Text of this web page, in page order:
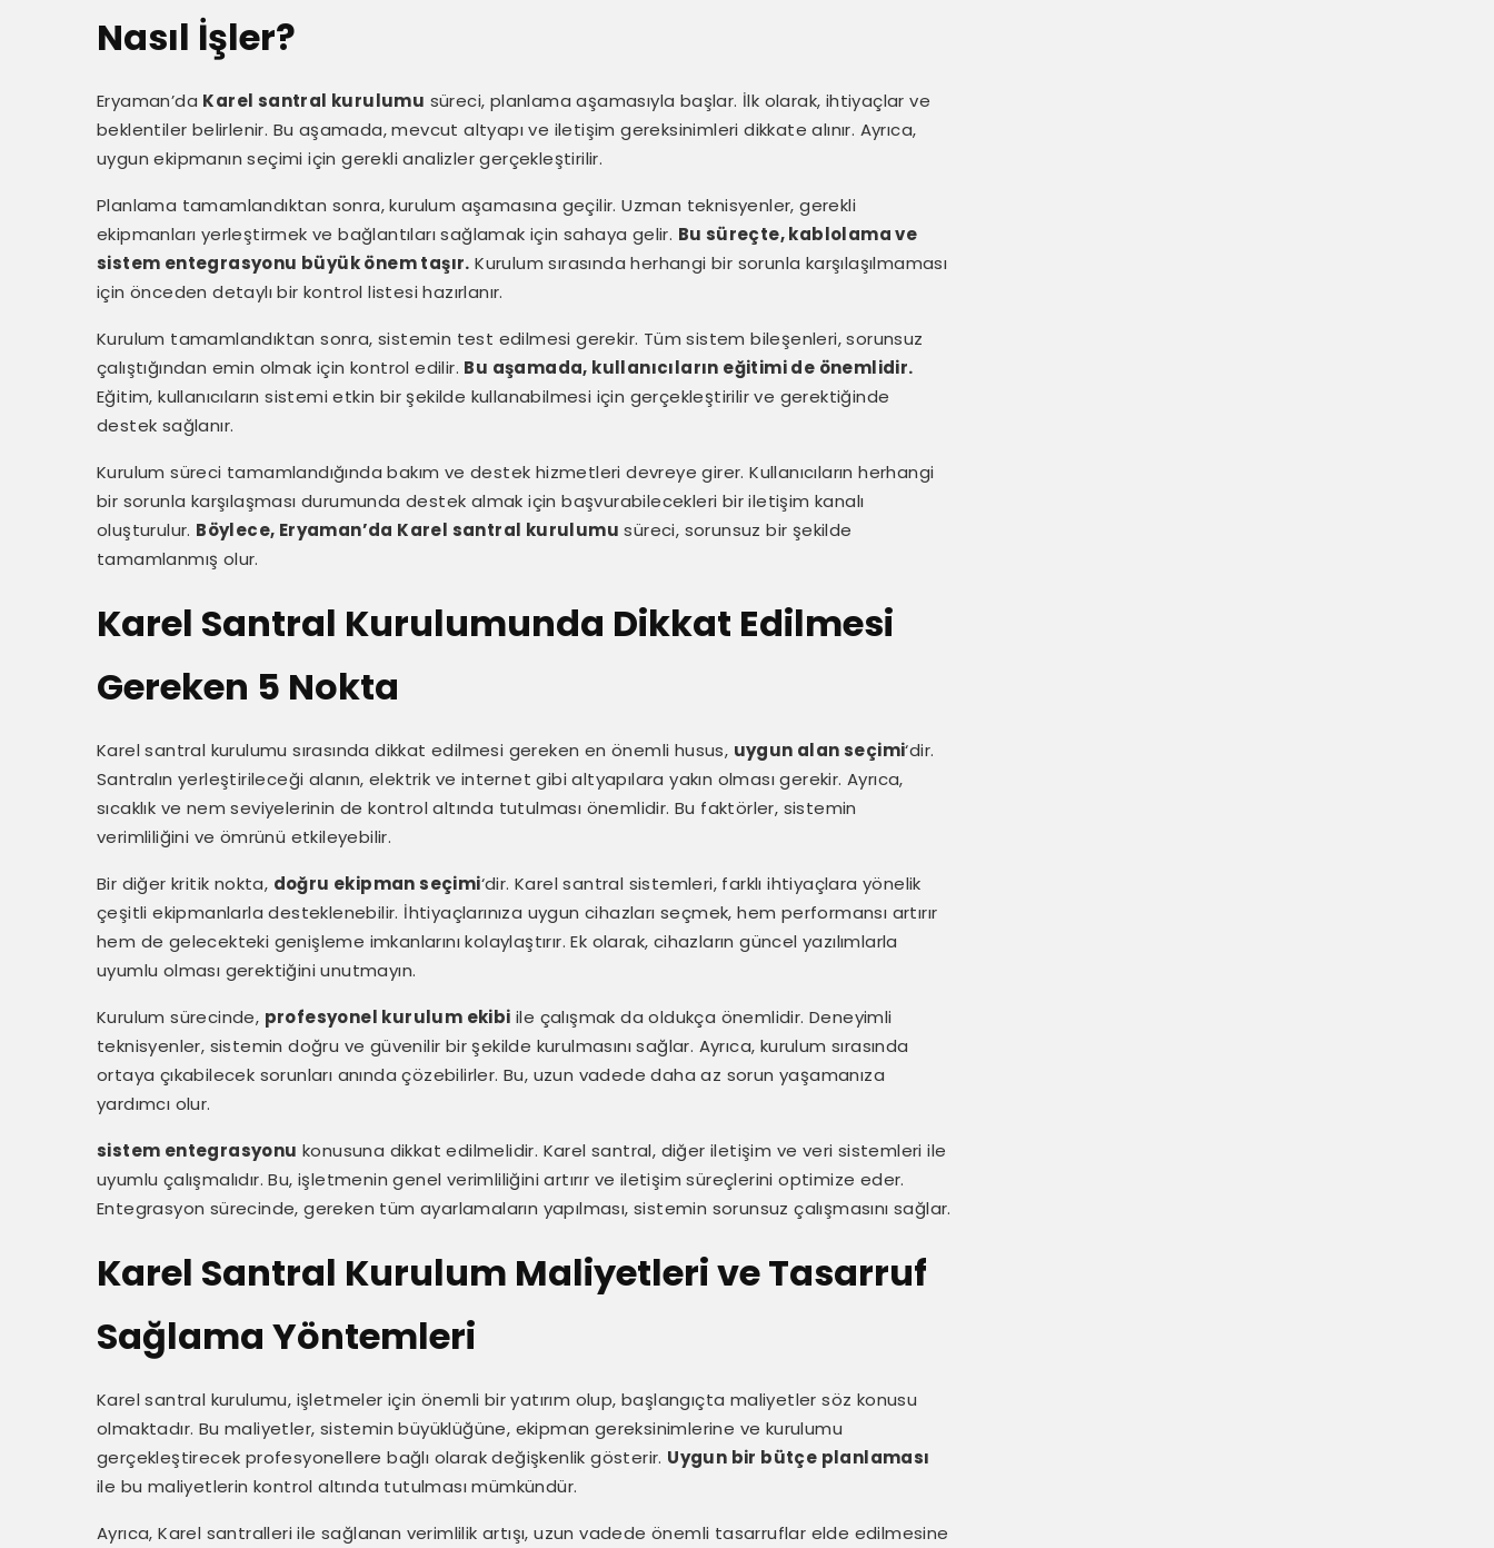
Nasıl İşler?
Eryaman’da Karel santral kurulumu süreci, planlama aşamasıyla başlar. İlk olarak, ihtiyaçlar ve
beklentiler belirlenir. Bu aşamada, mevcut altyapı ve iletişim gereksinimleri dikkate alınır. Ayrıca,
uygun ekipmanın seçimi için gerekli analizler gerçekleştirilir.
Planlama tamamlandıktan sonra, kurulum aşamasına geçilir. Uzman teknisyenler, gerekli
ekipmanları yerleştirmek ve bağlantıları sağlamak için sahaya gelir. Bu süreçte, kablolama ve
sistem entegrasyonu büyük önem taşır. Kurulum sırasında herhangi bir sorunla karşılaşılmaması
için önceden detaylı bir kontrol listesi hazırlanır.
Kurulum tamamlandıktan sonra, sistemin test edilmesi gerekir. Tüm sistem bileşenleri, sorunsuz
çalıştığından emin olmak için kontrol edilir. Bu aşamada, kullanıcıların eğitimi de önemlidir.
Eğitim, kullanıcıların sistemi etkin bir şekilde kullanabilmesi için gerçekleştirilir ve gerektiğinde
destek sağlanır.
Kurulum süreci tamamlandığında bakım ve destek hizmetleri devreye girer. Kullanıcıların herhangi
bir sorunla karşılaşması durumunda destek almak için başvurabilecekleri bir iletişim kanalı
oluşturulur. Böylece, Eryaman’da Karel santral kurulumu süreci, sorunsuz bir şekilde
tamamlanmış olur.
Karel Santral Kurulumunda Dikkat Edilmesi
Gereken 5 Nokta
Karel santral kurulumu sırasında dikkat edilmesi gereken en önemli husus, uygun alan seçimi‘dir.
Santralın yerleştirileceği alanın, elektrik ve internet gibi altyapılara yakın olması gerekir. Ayrıca,
sıcaklık ve nem seviyelerinin de kontrol altında tutulması önemlidir. Bu faktörler, sistemin
verimliliğini ve ömrünü etkileyebilir.
Bir diğer kritik nokta, doğru ekipman seçimi‘dir. Karel santral sistemleri, farklı ihtiyaçlara yönelik
çeşitli ekipmanlarla desteklenebilir. İhtiyaçlarınıza uygun cihazları seçmek, hem performansı artırır
hem de gelecekteki genişleme imkanlarını kolaylaştırır. Ek olarak, cihazların güncel yazılımlarla
uyumlu olması gerektiğini unutmayın.
Kurulum sürecinde, profesyonel kurulum ekibi ile çalışmak da oldukça önemlidir. Deneyimli
teknisyenler, sistemin doğru ve güvenilir bir şekilde kurulmasını sağlar. Ayrıca, kurulum sırasında
ortaya çıkabilecek sorunları anında çözebilirler. Bu, uzun vadede daha az sorun yaşamanıza
yardımcı olur.
sistem entegrasyonu konusuna dikkat edilmelidir. Karel santral, diğer iletişim ve veri sistemleri ile
uyumlu çalışmalıdır. Bu, işletmenin genel verimliliğini artırır ve iletişim süreçlerini optimize eder.
Entegrasyon sürecinde, gereken tüm ayarlamaların yapılması, sistemin sorunsuz çalışmasını sağlar.
Karel Santral Kurulum Maliyetleri ve Tasarruf
Sağlama Yöntemleri
Karel santral kurulumu, işletmeler için önemli bir yatırım olup, başlangıçta maliyetler söz konusu
olmaktadır. Bu maliyetler, sistemin büyüklüğüne, ekipman gereksinimlerine ve kurulumu
gerçekleştirecek profesyonellere bağlı olarak değişkenlik gösterir. Uygun bir bütçe planlaması
ile bu maliyetlerin kontrol altında tutulması mümkündür.
Ayrıca, Karel santralleri ile sağlanan verimlilik artışı, uzun vadede önemli tasarruflar elde edilmesine